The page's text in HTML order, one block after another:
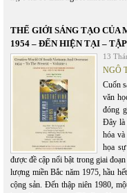
THẾ GIỚI SÁNG TẠO CỦA
1954 – ĐẾN HIỆN TẠI – TẬP
13
NGÔ
Cuốn
văn
đóng
Đây là
hóa
họa
được đề cập nổi bật trong giai
lượng miền Bắc năm 1975, hầu
cộng sản. Đến thập niên 1980,